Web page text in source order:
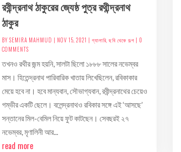
রবীন্দ্রনাথ ঠাকুরের জ্যেষ্ঠ পুত্র রথীন্দ্রনাথ
ঠাকুর
BY SEMIRA MAHMUD | NOV 15, 2021 | গ্যালারি, ছবি থেকে গল্প| 0
COMMENTS
তখনও রথীর জন্ম হয়নি, সালটা ছিলো ১৮৮৮ সালের নভেম্বর
মাস। হিতেন্দ্রনাথ পারিবারিক খাতায় লিখেছিলেন, রবিকাকার
মেয়ে হবে না। হবে মান্যবান, সৌভাগ্যবান, রবীন্দ্রনাথের চেয়েও
গম্ভীর একটি ছেলে। বলেন্দ্রনাথও রবিকার সঙ্গে এই ‘আসছে’
সন্তানের মিল-বেমিল নিয়ে ফুট কাটছেন। সেবছরই ২৭
নভেম্বর, মৃণালিনী আর...
read more